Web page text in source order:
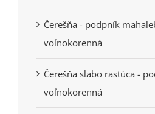
Čerešňa - podpník
voľnokorenná
Čerešňa slabo rastúca -
voľnokorenná